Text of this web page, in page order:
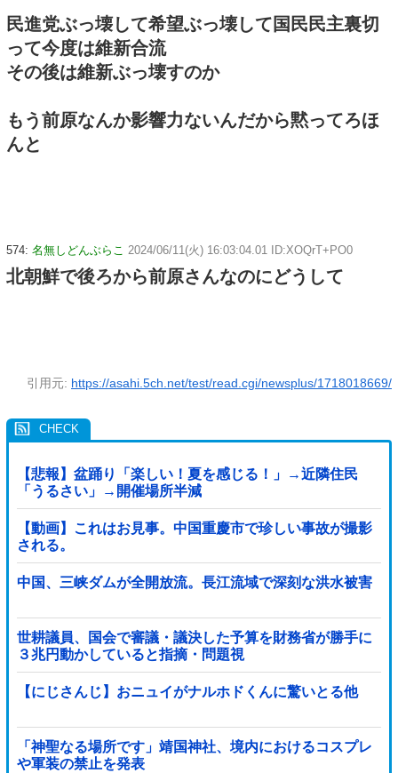
民進党ぶっ壊して希望ぶっ壊して国民民主裏切
って今度は維新合流
その後は維新ぶっ壊すのか
もう前原なんか影響力ないんだから黙ってろほ
んと
574: 名無しどんぶらこ 2024/06/11(火) 16:03:04.01 ID:XOQrT+PO0
北朝鮮で後ろから前原さんなのにどうして
引用元: https://asahi.5ch.net/test/read.cgi/newsplus/1718018669/
【悲報】盆踊り「楽しい！夏を感じる！」→近隣住民
「うるさい」→開催場所半減
【動画】これはお見事。中国重慶市で珍しい事故が撮影
される。
中国、三峡ダムが全開放流。長江流域で深刻な洪水被害
世耕議員、国会で審議・議決した予算を財務省が勝手に
３兆円動かしていると指摘・問題視
【にじさんじ】おニュイがナルホドくんに驚いとる他
「神聖なる場所です」靖国神社、境内におけるコスプレ
や軍装の禁止を発表